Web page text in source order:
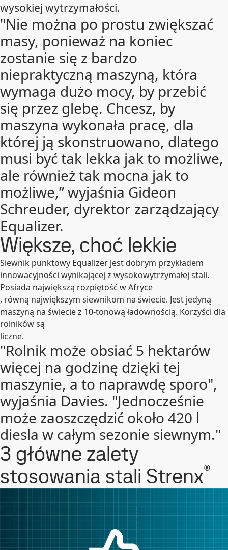
wysokiej wytrzymałości.
"Nie można po prostu zwiększać
masy, ponieważ na koniec
zostanie się z bardzo
niepraktyczną maszyną, która
wymaga dużo mocy, by przebić
się przez glebę. Chcesz, by
maszyna wykonała pracę, dla
której ją skonstruowano, dlatego
musi być tak lekka jak to możliwe,
ale również tak mocna jak to
możliwe,” wyjaśnia Gideon
Schreuder, dyrektor zarządzający
Equalizer.
Większe, choć lekkie
Siewnik punktowy Equalizer jest dobrym przykładem
innowacyjności wynikającej z wysokowytrzymałej stali.
Posiada największą rozpiętość w Afryce
, równą największym siewnikom na świecie. Jest jedyną
maszyną na świecie z 10-tonową ładownością. Korzyści dla
rolników są
liczne.
"Rolnik może obsiać 5 hektarów
więcej na godzinę dzięki tej
maszynie, a to naprawdę sporo",
wyjaśnia Davies. "Jednocześnie
może zaoszczędzić około 420 l
diesla w całym sezonie siewnym."
3 główne zalety
stosowania stali Strenx®